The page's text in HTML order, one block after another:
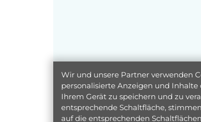
Wir und unsere Partner verwenden
personalisierte Anzeigen und
Ihrem Gerät zu speichern und zu
entsprechende Schaltfläche,
auf die entsprechenden